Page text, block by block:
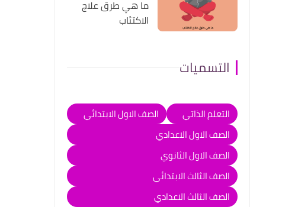
ما هي طرق علاج
الاكتئاب
التسميات
التعلم الذاتي
الصف الاول الابتدائي
الصف الاول الاعدادي
الصف الاول الثانوي
الصف الثالث الابتدائي
الصف الثالث الاعدادي